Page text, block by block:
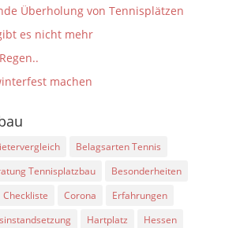
Überholung von Tennisplätzen
es nicht mehr
machen
Belagsarten Tennis
Tennisplatzbau
Besonderheiten
Checkliste Corona
Erfahrungen
Hartplatz
Hessen